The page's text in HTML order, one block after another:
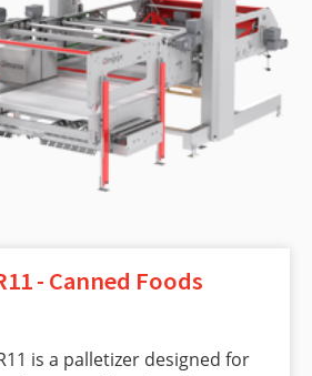
- Canned Foods
is a palletizer designed for